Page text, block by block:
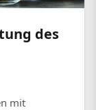
des
mit